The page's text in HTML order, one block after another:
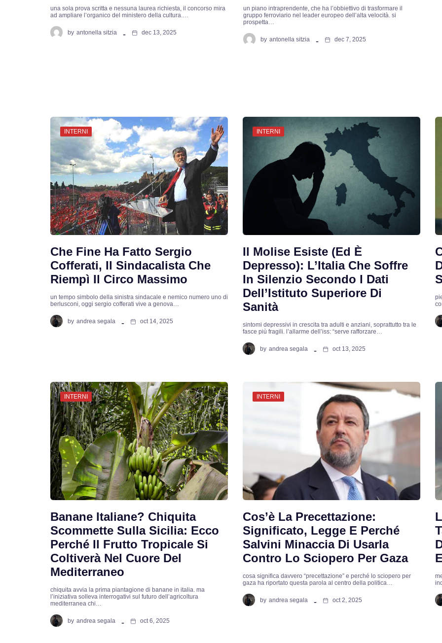
una sola prova scritta e nessuna laurea richiesta, il concorso mira
ad ampliare l’organico del ministero della cultura.…
by antonella sitzia dec 13, 2025
un piano intraprendente, che ha l’obbiettivo di trasformare il
gruppo ferroviario nel leader europeo dell’alta velocità. si
prospetta…
by antonella sitzia dec 7, 2025
INTERNI
Che Fine Ha Fatto Sergio
Cofferati, Il Sindacalista Che
Riempì Il Circo Massimo
un tempo simbolo della sinistra sindacale e nemico numero uno di
berlusconi, oggi sergio cofferati vive a genova…
by andrea segala oct 14, 2025
INTERNI
Il Molise Esiste (ed È
Depresso): L’Italia Che Soffre
In Silenzio Secondo I Dati
Dell’Istituto Superiore Di
Sanità
sintomi depressivi in crescita tra adulti e anziani, soprattutto tra le
fasce più fragili. l’allarme dell’iss: “serve rafforzare…
by andrea segala oct 13, 2025
INTERNI
Banane Italiane? Chiquita
Scommette Sulla Sicilia: Ecco
Perché Il Frutto Tropicale Si
Coltiverà Nel Cuore Del
Mediterraneo
chiquita avvia la prima piantagione di banane in italia. ma
l’iniziativa solleva interrogativi sul futuro dell’agricoltura
mediterranea chi…
by andrea segala oct 6, 2025
INTERNI
Cos’è La Precettazione:
Significato, Legge E Perché
Salvini Minaccia Di Usarla
Contro Lo Sciopero Per Gaza
cosa significa davvero “precettazione” e perché lo sciopero per
gaza ha riportato questa parola al centro della politica…
by andrea segala oct 2, 2025